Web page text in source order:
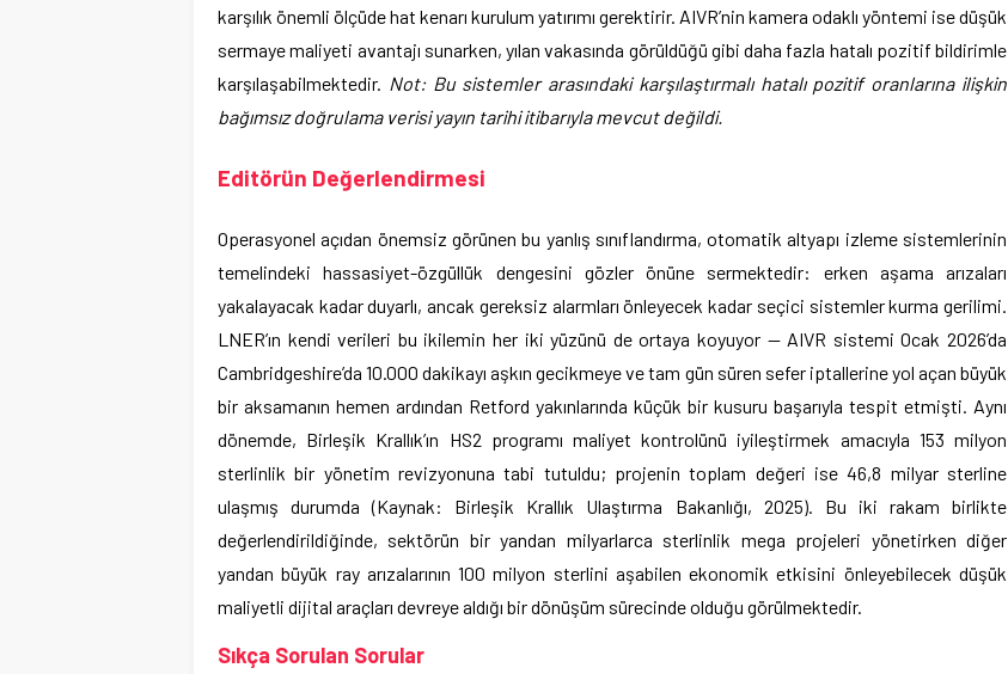
karşılık önemli ölçüde hat kenarı kurulum yatırımı gerektirir. AIVR’nin kamera odaklı yöntemi ise düşük
sermaye maliyeti avantajı sunarken, yılan vakasında görüldüğü gibi daha fazla hatalı pozitif bildirimle
karşılaşabilmektedir. Not: Bu sistemler arasındaki karşılaştırmalı hatalı pozitif oranlarına ilişkin
bağımsız doğrulama verisi yayın tarihi itibarıyla mevcut değildi.
Editörün Değerlendirmesi
Operasyonel açıdan önemsiz görünen bu yanlış sınıflandırma, otomatik altyapı izleme sistemlerinin
temelindeki hassasiyet-özgüllük dengesini gözler önüne sermektedir: erken aşama arızaları
yakalayacak kadar duyarlı, ancak gereksiz alarmları önleyecek kadar seçici sistemler kurma gerilimi.
LNER’ın kendi verileri bu ikilemin her iki yüzünü de ortaya koyuyor — AIVR sistemi Ocak 2026’da
Cambridgeshire’da 10.000 dakikayı aşkın gecikmeye ve tam gün süren sefer iptallerine yol açan büyük
bir aksamanın hemen ardından Retford yakınlarında küçük bir kusuru başarıyla tespit etmişti. Aynı
dönemde, Birleşik Krallık’ın HS2 programı maliyet kontrolünü iyileştirmek amacıyla 153 milyon
sterlinlik bir yönetim revizyonuna tabi tutuldu; projenin toplam değeri ise 46,8 milyar sterline
ulaşmış durumda (Kaynak: Birleşik Krallık Ulaştırma Bakanlığı, 2025). Bu iki rakam birlikte
değerlendirildiğinde, sektörün bir yandan milyarlarca sterlinlik mega projeleri yönetirken diğer
yandan büyük ray arızalarının 100 milyon sterlini aşabilen ekonomik etkisini önleyebilecek düşük
maliyetli dijital araçları devreye aldığı bir dönüşüm sürecinde olduğu görülmektedir.
Sıkça Sorulan Sorular